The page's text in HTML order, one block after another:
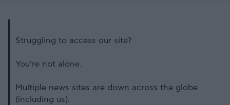
Struggling to access our site?
You're not alone.
Multiple news sites are down across the globe
(including us).